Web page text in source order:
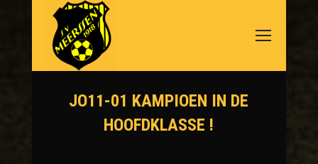
JO11-01 KAMPIOEN IN DE
HOOFDKLASSE !